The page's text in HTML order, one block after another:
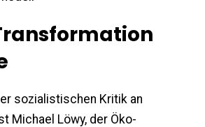
sozialistischen Kritik an
Michael Löwy, der Öko-